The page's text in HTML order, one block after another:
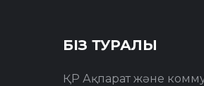
БІЗ ТУРАЛЫ
ҚР Ақпарат және